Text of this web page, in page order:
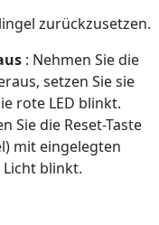
zurückzusetzen.
: Nehmen Sie die
setzen Sie sie
rote LED blinkt.
Sie die Reset-Taste
mit eingelegten
blinkt.